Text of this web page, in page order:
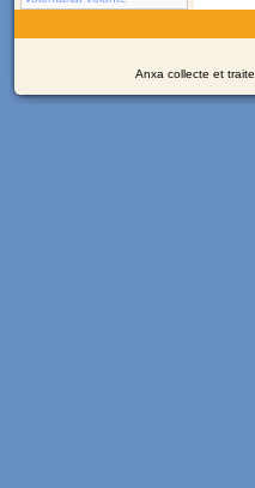
Anxa collecte et